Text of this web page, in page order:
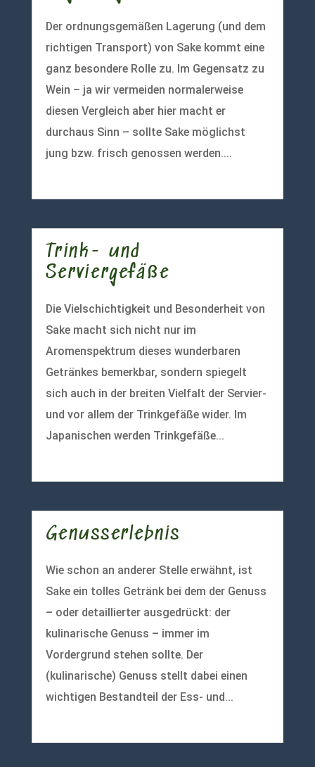
Der ordnungsgemäßen Lagerung (und dem
richtigen Transport) von Sake kommt eine
ganz besondere Rolle zu. Im Gegensatz zu
Wein – ja wir vermeiden normalerweise
diesen Vergleich aber hier macht er
durchaus Sinn – sollte Sake möglichst
jung bzw. frisch genossen werden....
Trink- und
Serviergefäße
Die Vielschichtigkeit und Besonderheit von
Sake macht sich nicht nur im
Aromenspektrum dieses wunderbaren
Getränkes bemerkbar, sondern spiegelt
sich auch in der breiten Vielfalt der Servier-
und vor allem der Trinkgefäße wider. Im
Japanischen werden Trinkgefäße...
Genusserlebnis
Wie schon an anderer Stelle erwähnt, ist
Sake ein tolles Getränk bei dem der Genuss
– oder detaillierter ausgedrückt: der
kulinarische Genuss – immer im
Vordergrund stehen sollte. Der
(kulinarische) Genuss stellt dabei einen
wichtigen Bestandteil der Ess- und...